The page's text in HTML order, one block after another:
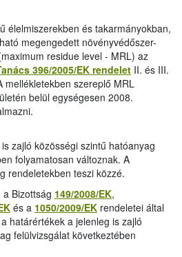
élelmiszerekben és takarmányokban,
megengedett növényvédőszer-
residue level - MRL) az
396/2005/EK rendelet II. és III.
mellékletekben szereplő MRL
belül egységesen 2008.
zajló közösségi szintű hatóanyag
folyamatosan változnak. A
rendeletekben teszi közzé.
Bizottság 149/2008/EK,
és a 1050/2009/EK rendeletei által
határértékek a jelenleg is zajló
felülvizsgálat következtében